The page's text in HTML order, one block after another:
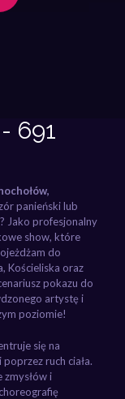
691
panieński lub
Jako profesjonalny
show, które
do
Kościeliska oraz
pokazu do
artystę i
poziomie!
się na
ruch ciała.
zmysłów i